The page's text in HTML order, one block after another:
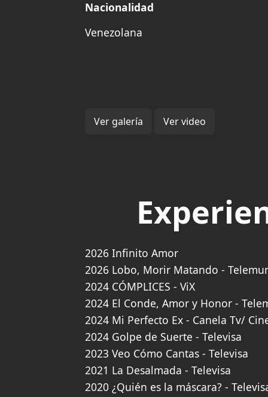
Nacionalidad
Venezolana
Ver galería Ver video
2026 Infinito Amor
2026 Lobo, Morir Matando -
2024 CÓMPLICES - ViX
2024 El Conde, Amor y Honor -
2024 Mi Perfecto Ex - Canela Tv/
2024 Golpe de Suerte - Televisa
2023 Veo Cómo Cantas - Televisa
2021 La Desalmada - Televisa
2020 ¿Quién es la máscara? -